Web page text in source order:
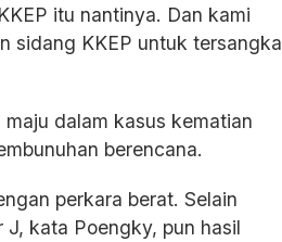
itu nantinya. Dan kami
sidang KKEP untuk tersangka
dalam kasus kematian
berencana.
perkara berat. Selain
kata Poengky, pun hasil